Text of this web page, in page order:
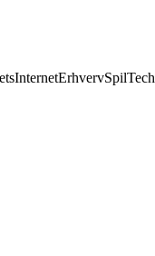
InternetErhvervSpilTech